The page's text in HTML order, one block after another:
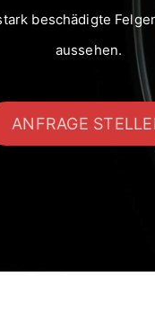
beschädigte
aussehen.
ANFRAGE